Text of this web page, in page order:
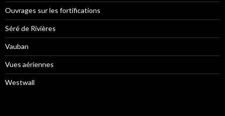
Ouvrages sur les fortifications
Séré de Rivières
Vauban
Vues aériennes
Westwall